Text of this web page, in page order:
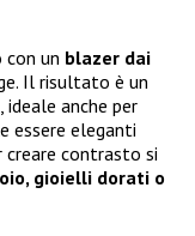
con un blazer dai
Il risultato è un
anche per
essere eleganti
creare contrasto si
gioielli dorati o